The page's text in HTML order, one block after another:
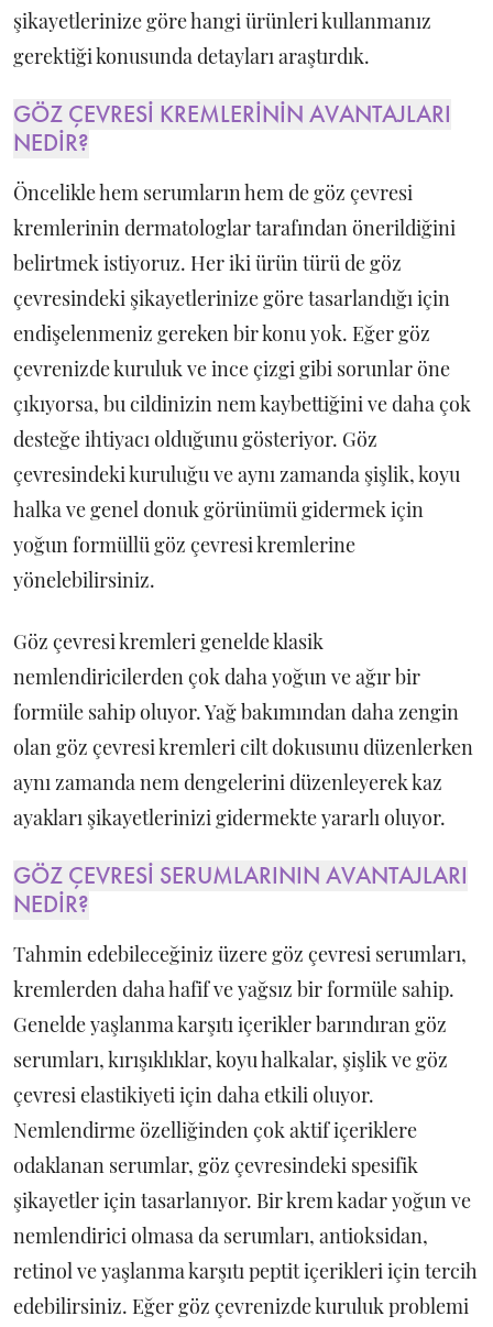
şikayetlerinize göre hangi ürünleri kullanmanız
gerektiği konusunda detayları araştırdık.
GÖZ ÇEVRESİ KREMLERİNİN AVANTAJLARI
NEDİR?
Öncelikle hem serumların hem de göz çevresi
kremlerinin dermatologlar tarafından önerildiğini
belirtmek istiyoruz. Her iki ürün türü de göz
çevresindeki şikayetlerinize göre tasarlandığı için
endişelenmeniz gereken bir konu yok. Eğer göz
çevrenizde kuruluk ve ince çizgi gibi sorunlar öne
çıkıyorsa, bu cildinizin nem kaybettiğini ve daha çok
desteğe ihtiyacı olduğunu gösteriyor. Göz
çevresindeki kuruluğu ve aynı zamanda şişlik, koyu
halka ve genel donuk görünümü gidermek için
yoğun formüllü göz çevresi kremlerine
yönelebilirsiniz.
Göz çevresi kremleri genelde klasik
nemlendiricilerden çok daha yoğun ve ağır bir
formüle sahip oluyor. Yağ bakımından daha zengin
olan göz çevresi kremleri cilt dokusunu düzenlerken
aynı zamanda nem dengelerini düzenleyerek kaz
ayakları şikayetlerinizi gidermekte yararlı oluyor.
GÖZ ÇEVRESİ SERUMLARININ AVANTAJLARI
NEDİR?
Tahmin edebileceğiniz üzere göz çevresi serumları,
kremlerden daha hafif ve yağsız bir formüle sahip.
Genelde yaşlanma karşıtı içerikler barındıran göz
serumları, kırışıklıklar, koyu halkalar, şişlik ve göz
çevresi elastikiyeti için daha etkili oluyor.
Nemlendirme özelliğinden çok aktif içeriklere
odaklanan serumlar, göz çevresindeki spesifik
şikayetler için tasarlanıyor. Bir krem kadar yoğun ve
nemlendirici olmasa da serumları, antioksidan,
retinol ve yaşlanma karşıtı peptit içerikleri için tercih
edebilirsiniz. Eğer göz çevrenizde kuruluk problemi